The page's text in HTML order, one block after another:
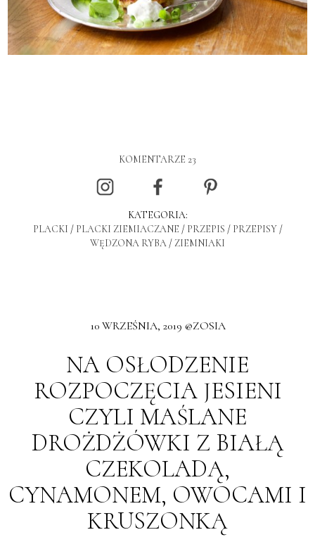
KOMENTARZE 23
KATEGORIA:
PLACKI / PLACKI ZIEMIACZANE / PRZEPIS / PRZEPISY/
WĘDZONA RYBA / ZIEMNIAKI
10 WRZEŚNIA, 2019 @ZOSIA
NA OSŁODZENIE
ROZPOCZĘCIA JESIENI
CZYLI MAŚLANE
DROŻDŻÓWKI Z BIAŁĄ
CZEKOLADĄ,
CYNAMONEM, OWOCAMI I
KRUSZONKĄ